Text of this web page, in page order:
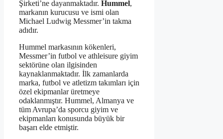
Şirketi’ne dayanmaktadır. Hummel,
markanın kurucusu ve ismi olan
Michael Ludwig Messmer’in takma
adıdır.
Hummel markasının kökenleri,
Messmer’in futbol ve athleisure giyim
sektörüne olan ilgisinden
kaynaklanmaktadır. İlk zamanlarda
marka, futbol ve atletizm takımları için
özel ekipmanlar üretmeye
odaklanmıştır. Hummel, Almanya ve
tüm Avrupa’da sporcu giyim ve
ekipmanları konusunda büyük bir
başarı elde etmiştir.